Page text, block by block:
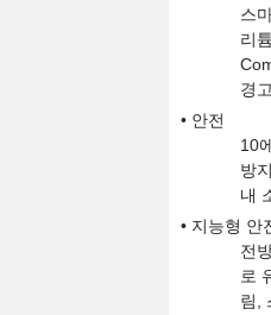
스
리
경
안전
10
방
내
지능형 안
전
로
림,